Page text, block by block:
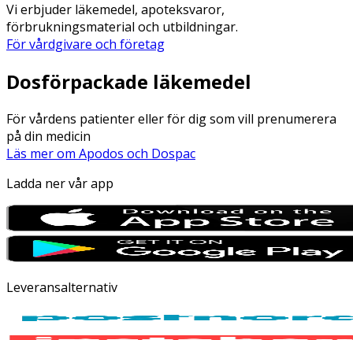
Vi erbjuder läkemedel, apoteksvaror,
förbrukningsmaterial och utbildningar.
För vårdgivare och företag
Dosförpackade läkemedel
För vårdens patienter eller för dig som vill prenumerera
på din medicin
Läs mer om Apodos och Dospac
Ladda ner vår app
Leveransalternativ